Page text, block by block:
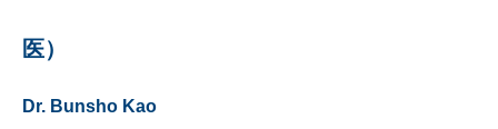
医）
Dr. Bunsho Kao